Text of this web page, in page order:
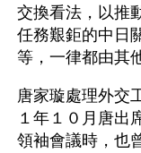
交換看法，以推
任務艱鉅的中日
等，一律都由其
唐家璇處理外交
１年１０月唐出
領袖會議時，也